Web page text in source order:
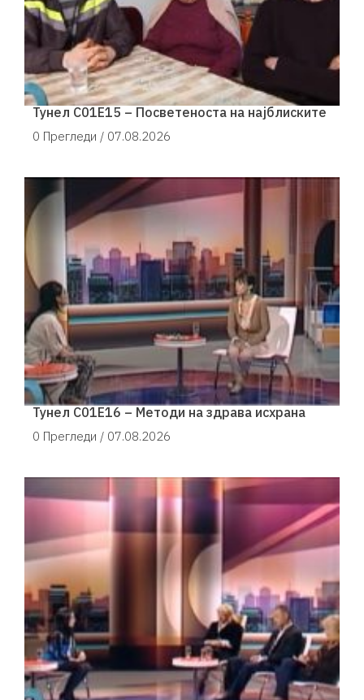
Тунел С01Е15 – Посветеноста на најблиските
0 Прегледи / 07.08.2026
Тунел С01Е16 – Методи на здрава исхрана
0 Прегледи / 07.08.2026